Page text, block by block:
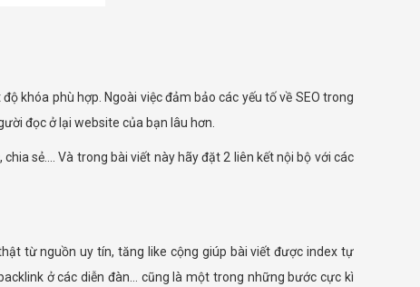
khóa phù hợp. Ngoài việc đảm bảo các yếu tố về SEO trong
đọc ở lại website của bạn lâu hơn.
sẻ…. Và trong bài viết này hãy đặt 2 liên kết nội bộ với các
từ nguồn uy tín, tăng like cộng giúp bài viết được index tự
ở các diễn đàn… cũng là một trong những bước cực kì